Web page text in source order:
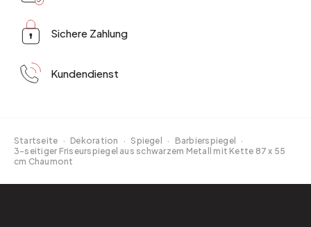
Sichere Zahlung
Kundendienst
Startseite · Dekoration · Spiegel · Barbierspiegel
·
3-seitiger Friseurspiegel aus schwarzem Metall mit Kette 87 x 55
cm Chaumont